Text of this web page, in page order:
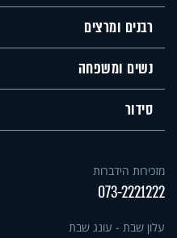
רבנים ומרצים
נשים ומשפחה
סידור
מזכירות הידברות
073-2221222
עלון שבת - עונג שבת